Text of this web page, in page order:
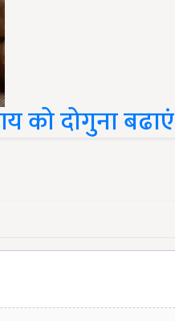
को दोगुना बढाएं